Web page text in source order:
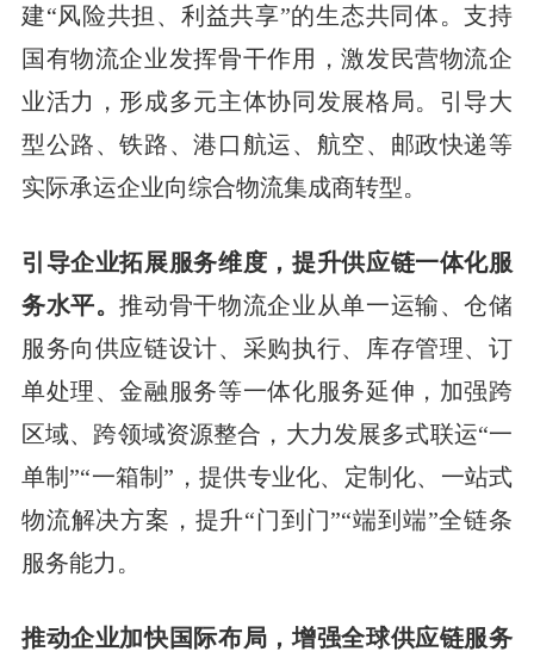
建“风险共担、利益共享”的生态共同体。支持
国有物流企业发挥骨干作用，激发民营物流企
业活力，形成多元主体协同发展格局。引导大
型公路、铁路、港口航运、航空、邮政快递等
实际承运企业向综合物流集成商转型。
引导企业拓展服务维度，提升供应链一体化服
务水平。推动骨干物流企业从单一运输、仓储
服务向供应链设计、采购执行、库存管理、订
单处理、金融服务等一体化服务延伸，加强跨
区域、跨领域资源整合，大力发展多式联运“一
单制”“一箱制”，提供专业化、定制化、一站式
物流解决方案，提升“门到门”“端到端”全链条
服务能力。
推动企业加快国际布局，增强全球供应链服务